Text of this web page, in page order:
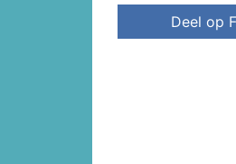
Deel op